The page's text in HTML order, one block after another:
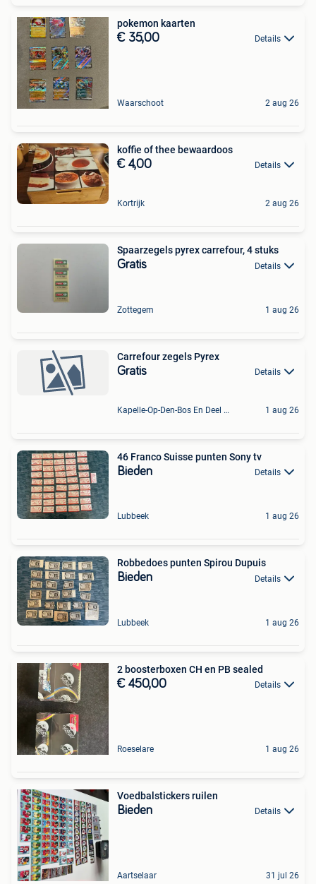
pokemon kaarten
€ 35,00 Details
Waarschoot 2 aug 26
koffie of thee bewaardoos
€ 4,00 Details
Kortrijk 2 aug 26
Spaarzegels pyrex carrefour, 4 stuks
Gratis Details
Zottegem 1 aug 26
Carrefour zegels Pyrex
Gratis Details
Kapelle-Op-Den-Bos En Deel Van Zemst 1 aug 26
46 Franco Suisse punten Sony tv
Bieden Details
Lubbeek 1 aug 26
Robbedoes punten Spirou Dupuis
Bieden Details
Lubbeek 1 aug 26
2 boosterboxen CH en PB sealed
€ 450,00 Details
Roeselare 1 aug 26
Voedbalstickers ruilen
Bieden Details
Aartselaar 31 jul 26